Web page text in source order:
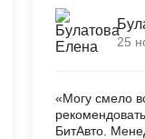
25
«Могу смело
БитАвто.